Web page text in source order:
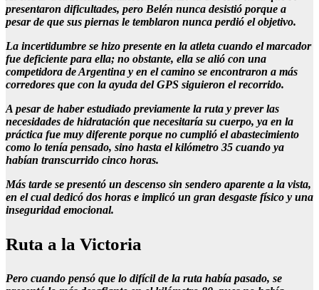
presentaron dificultades, pero Belén nunca desistió porque a
pesar de que sus piernas le temblaron nunca perdió el objetivo.
La incertidumbre se hizo presente en la atleta cuando el marcador
fue deficiente para ella; no obstante, ella se alió con una
competidora de Argentina y en el camino se encontraron a más
corredores que con la ayuda del GPS siguieron el recorrido.
A pesar de haber estudiado previamente la ruta y prever las
necesidades de hidratación que necesitaría su cuerpo, ya en la
práctica fue muy diferente porque no cumplió el abastecimiento
como lo tenía pensado, sino hasta el kilómetro 35 cuando ya
habían transcurrido cinco horas.
Más tarde se presentó un descenso sin sendero aparente a la vista,
en el cual dedicó dos horas e implicó un gran desgaste físico y una
inseguridad emocional.
Ruta a la Victoria
Pero cuando pensó que lo difícil de la ruta había pasado, se